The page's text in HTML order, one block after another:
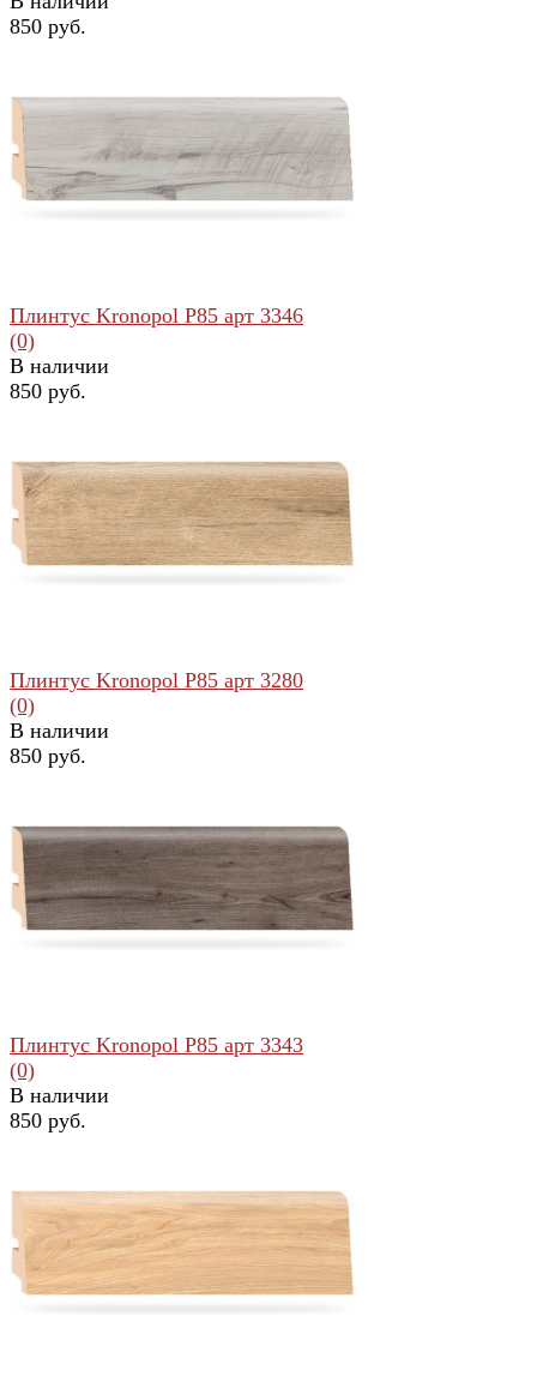
избранное сравнить
850 руб.
избранное сравнить
Плинтус Kronopol Р85 арт 3346
(0)
В наличии
850 руб.
избранное сравнить
Плинтус Kronopol Р85 арт 3280
(0)
В наличии
850 руб.
избранное сравнить
Плинтус Kronopol Р85 арт 3343
(0)
В наличии
850 руб.